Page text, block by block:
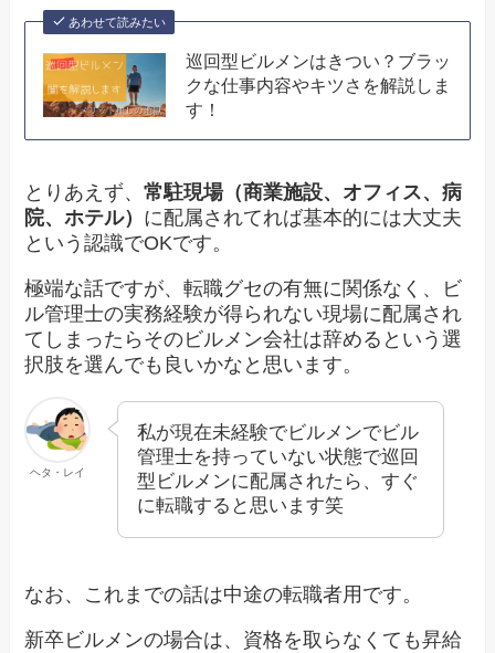
あわせて読みたい
巡回型ビルメンはきつい？ブラッ
クな仕事内容やキツさを解説しま
す！
とりあえず、常駐現場（商業施設、オフィス、病
院、ホテル） に配属されてれば基本的には大丈夫
という認識でOKです。
極端な話ですが、転職グセの有無に関係なく、ビ
ル管理士の実務経験が得られない現場に配属され
てしまったらそのビルメン会社は辞めるという選
択肢を選んでも良いかなと思います。
ヘタ・レイ
私が現在未経験でビルメンでビル
管理士を持っていない状態で巡回
型ビルメンに配属されたら、すぐ
に転職すると思います笑
なお、これまでの話は中途の転職者用です。
新卒ビルメンの場合は、資格を取らなくても昇給